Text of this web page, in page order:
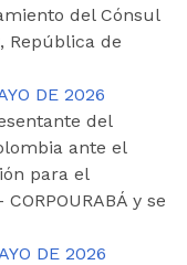
del Cónsul
República de
DE 2026
del
ante el
para el
y se
DE 2026